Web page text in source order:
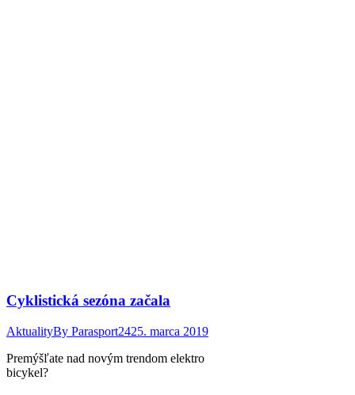
Cyklistická sezóna začala
AktualityBy Parasport2425. marca 2019
Premýšľate nad novým trendom elektro
bicykel?